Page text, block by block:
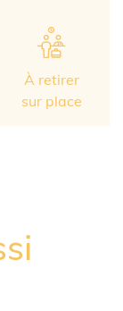
À retirer
sur place